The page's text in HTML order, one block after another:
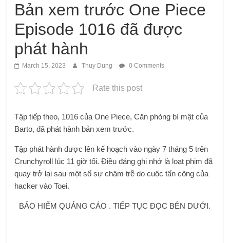
Bản xem trước One Piece
Episode 1016 đã được
phát hành
March 15, 2023 Thuy Dung 0 Comments
Rate this post
Tập tiếp theo, 1016 của One Piece, Căn phòng bí mật của
Barto, đã phát hành bản xem trước.
Tập phát hành được lên kế hoạch vào ngày 7 tháng 5 trên
Crunchyroll lúc 11 giờ tối. Điều đáng ghi nhớ là loạt phim đã
quay trở lại sau một số sự chậm trễ do cuộc tấn công của
hacker vào Toei.
BẢO HIỂM QUẢNG CÁO . TIẾP TỤC ĐỌC BÊN DƯỚI.